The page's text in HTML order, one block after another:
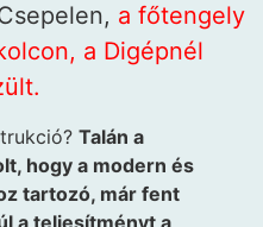
a főtengely
a Digépnél
Talán a
hogy a modern és
tartozó, már fent
a teljesítményt a